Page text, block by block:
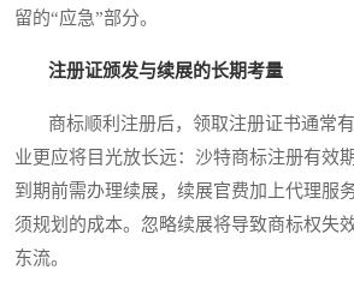
留的“应急”部分。
注册证颁发与续展的长期考量
商标顺利注册后，领取注册证书通常有
业更应将目光放长远：沙特商标注册有效
到期前需办理续展，续展官费加上代理服
须规划的成本。忽略续展将导致商标权失
东流。